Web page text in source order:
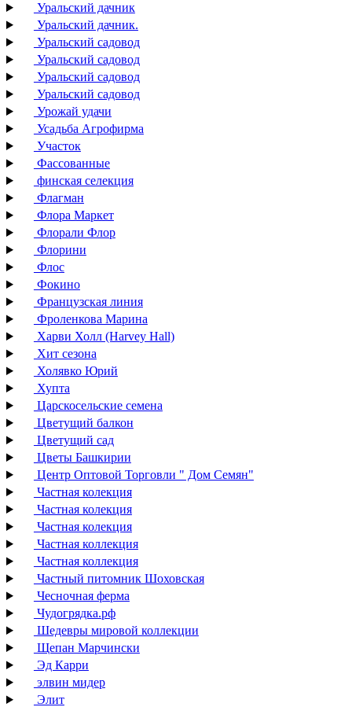
Уральский дачник
Уральский дачник.
Уральский садовод
Уральский садовод
Уральский садовод
Уральский садовод
Урожай удачи
Усадьба Агрофирма
Участок
Фассованные
финская селекция
Флагман
Флора Маркет
Флорали Флор
Флорини
Флос
Фокино
Французская линия
Фроленкова Марина
Харви Холл (Harvey Hall)
Хит сезона
Холявко Юрий
Хупта
Царскосельские семена
Цветущий балкон
Цветущий сад
Цветы Башкирии
Центр Оптовой Торговли " Дом Семян"
Частная колекция
Частная колекция
Частная колекция
Частная коллекция
Частная коллекция
Частный питомник Шоховская
Чесночная ферма
Чудогрядка.рф
Шедевры мировой коллекции
Щепан Марчински
Эд Карри
элвин мидер
Элит